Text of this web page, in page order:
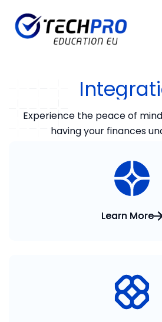
Experience the peace of
having your finances
Learn More
Learn More